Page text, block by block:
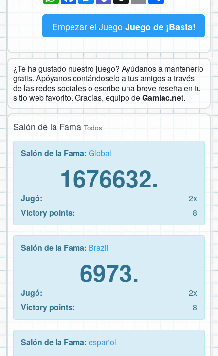
Empezar el Juego Juego de ¡Basta!
¿Te ha gustado nuestro juego? Ayúdanos a mantenerlo
gratis. Apóyanos contándoselo a tus amigos a través
de las redes sociales o escribe una breve reseña en tu
sitio web favorito. Gracias, equipo deGamiac.net.
Salón de la Fama Todos
Salón de la Fama: Global
1676632.
Jugó:
2x
Victory points:
8
Salón de la Fama: Brazil
6973.
Jugó:
2x
Victory points:
8
Salón de la Fama: español